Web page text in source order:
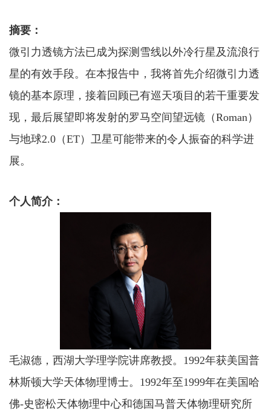
摘要：
微引力透镜方法已成为探测雪线以外冷行星及流浪行
星的有效手段。在本报告中，我将首先介绍微引力透
镜的基本原理，接着回顾已有巡天项目的若干重要发
现，最后展望即将发射的罗马空间望远镜（Roman）
与地球2.0（ET）卫星可能带来的令人振奋的科学进
展。
个人简介：
毛淑德，西湖大学理学院讲席教授。1992年获美国普
林斯顿大学天体物理博士。1992年至1999年在美国哈
佛-史密松天体物理中心和德国马普天体物理研究所